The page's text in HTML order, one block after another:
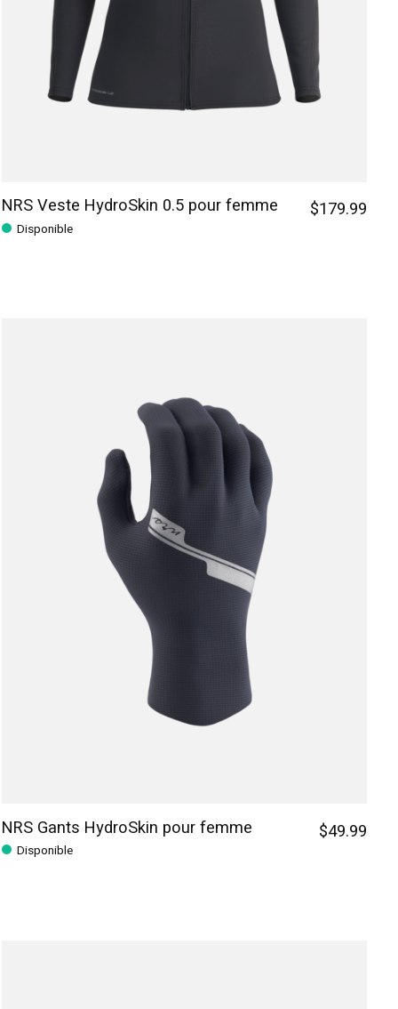
NRS Veste HydroSkin 0.5 pour femme
Disponible
$179.99
NRS Gants HydroSkin pour femme
Disponible
$49.99